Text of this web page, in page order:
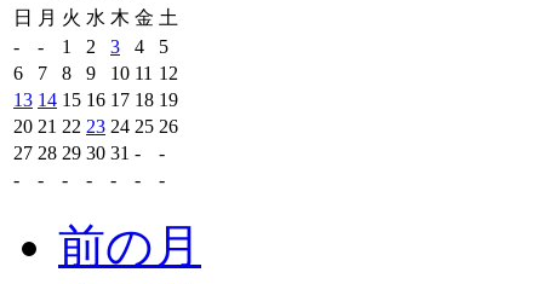
日
月 火 水 木 金 土
-
- 1 2 3 4
5
6
7 8 9 10 11 12
13 14 15 16 17 18 19
20 21 22 23 24 25 26
27 28 29 30 31 -
-
-
- - - - - -
前の月